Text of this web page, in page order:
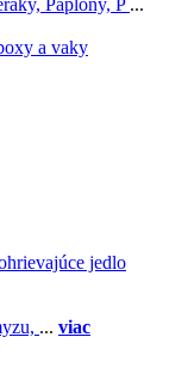
Paplóny, P ...
a vaky
jedlo
... viac